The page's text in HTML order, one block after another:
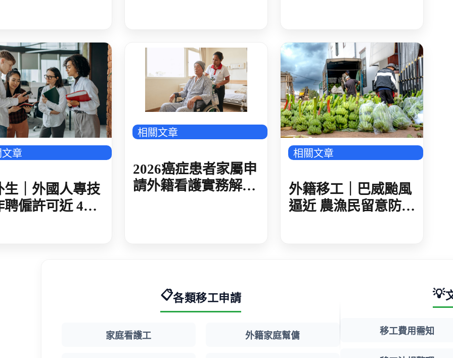
章
生｜外國人專技
聘僱許可近 4
相關文章
2026癌症患者家屬申
請外籍看護實務解
相關文章
外籍移工｜巴威颱風
逼近 農漁民留意防災
📋各類移工申請
家庭看護工 外籍家庭幫傭
💡
移工費用需知